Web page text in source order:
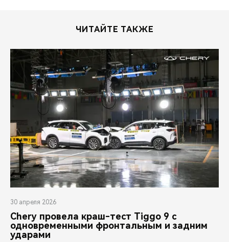
ЧИТАЙТЕ ТАКЖЕ
30 апреля 2026
Chery провела краш-тест Tiggo 9 с
одновременными фронтальным и задним
ударами